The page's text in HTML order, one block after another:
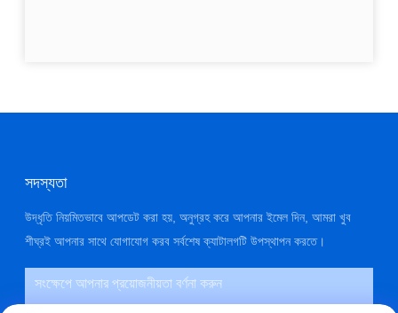
সদস্যতা
উদ্ধৃতি নিয়মিতভাবে আপডেট করা হয়, অনুগ্রহ করে আপনার ইমেল দিন, আমরা খুব
শীঘ্রই আপনার সাথে যোগাযোগ করব সর্বশেষ ক্যাটালগটি উপস্থাপন করতে।